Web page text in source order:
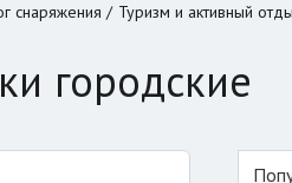
снаряжения Туризм и активный
городские